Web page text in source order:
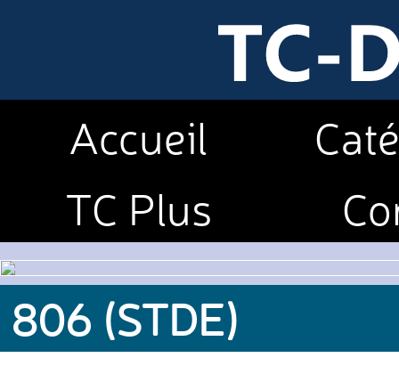
Accueil
TC Plus
806 (STDE)